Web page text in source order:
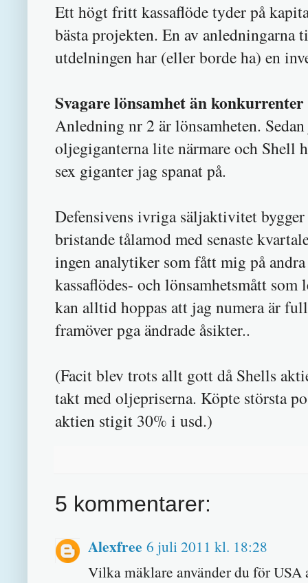
Ett högt fritt kassaflöde tyder på
bästa projekten. En av
utdelningen har (eller borde ha) en
Svagare lönsamhet än konkurrenter
Anledning nr 2 är lönsamheten.
oljegiganterna lite närmare och Shell
sex giganter jag spanat på.
Defensivens ivriga säljaktivitet
bristande tålamod med senaste
ingen analytiker som fått mig på
kassaflödes- och lönsamhetsmått
kan alltid hoppas att jag numera är
framöver pga ändrade åsikter..
(Facit blev trots allt gott då Shells
takt med oljepriserna. Köpte största
aktien stigit 30% i usd.)
5 kommentarer:
Alexfree 6 juli 2011 kl. 18:28
Vilka mäklare använder du för USA